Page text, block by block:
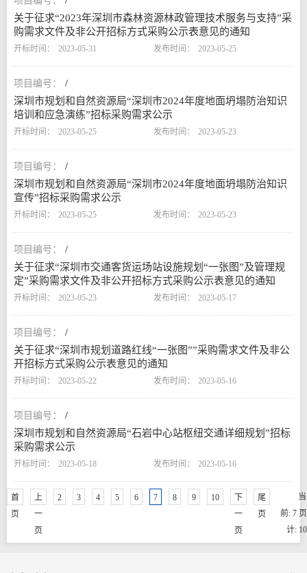
关于征求“2023年深圳市森林资源林政管理技术服务与支持”采
购需求文件及非公开招标方式采购公示表意见的通知
2023-05-31 2023-05-25
/
深圳市规划和自然资源局“深圳市2024年度地面坍塌防治知识
培训和应急演练”招标采购需求公示
2023-05-25 2023-05-23
/
深圳市规划和自然资源局“深圳市2024年度地面坍塌防治知识
宣传”招标采购需求公示
2023-05-25 2023-05-23
/
关于征求“深圳市交通客货运场站设施规划“一张图”及管理规
定”采购需求文件及非公开招标方式采购公示表意见的通知
2023-05-23 2023-05-17
/
关于征求“深圳市规划道路红线“一张图””采购需求文件及非公
开招标方式采购公示表意见的通知
2023-05-22 2023-05-16
/
深圳市规划和自然资源局“石岩中心站枢纽交通详细规划”招标
采购需求公示
2023-05-18 2023-05-16
首
页
上
一
页
2 3 4 5 6 7 8 9 10
下
一
页
尾
页
当
前: 7
计: